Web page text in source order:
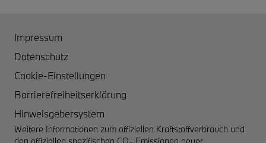
Impressum
Datenschutz
Cookie-Einstellungen
Barrierefreiheitserklärung
Hinweisgebersystem
Weitere Informationen zum offiziellen Kraftstoffverbrauch und